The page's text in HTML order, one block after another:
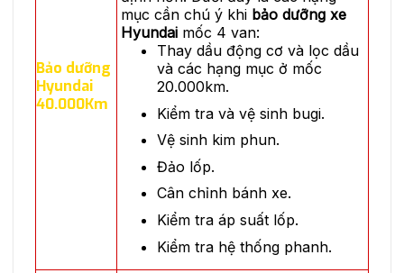
Bảo dưỡng
Hyundai
40.000Km
mục cần chú ý khi bảo dưỡng xe
Hyundai mốc 4 van:
Thay dầu động cơ và lọc dầu
và các hạng mục ở mốc
20.000km.
Kiểm tra và vệ sinh bugi.
Vệ sinh kim phun.
Đảo lốp.
Cân chỉnh bánh xe.
Kiểm tra áp suất lốp.
Kiểm tra hệ thống phanh.